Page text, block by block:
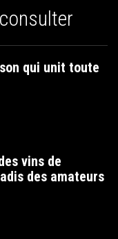
qui unit toute
vins de
des amateurs